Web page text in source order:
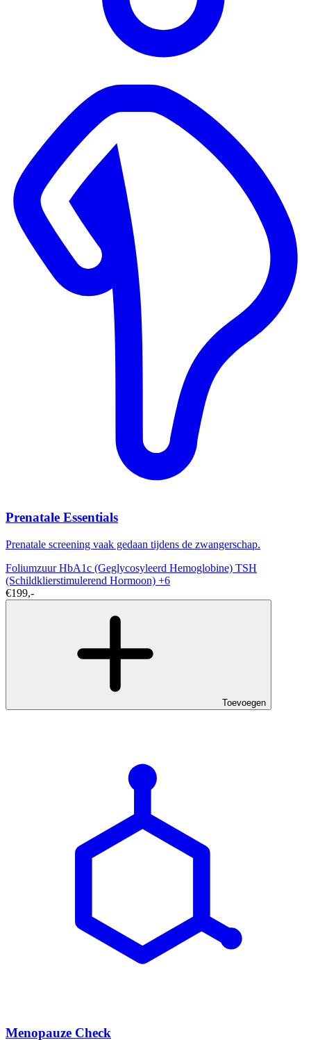
Prenatale Essentials
Prenatale screening vaak gedaan tijdens de zwangerschap.
FoliumzuurHbA1c (Geglycosyleerd Hemoglobine) TSH
(Schildklierstimulerend Hormoon) +6
€199,-
Toevoegen
Menopauze Check